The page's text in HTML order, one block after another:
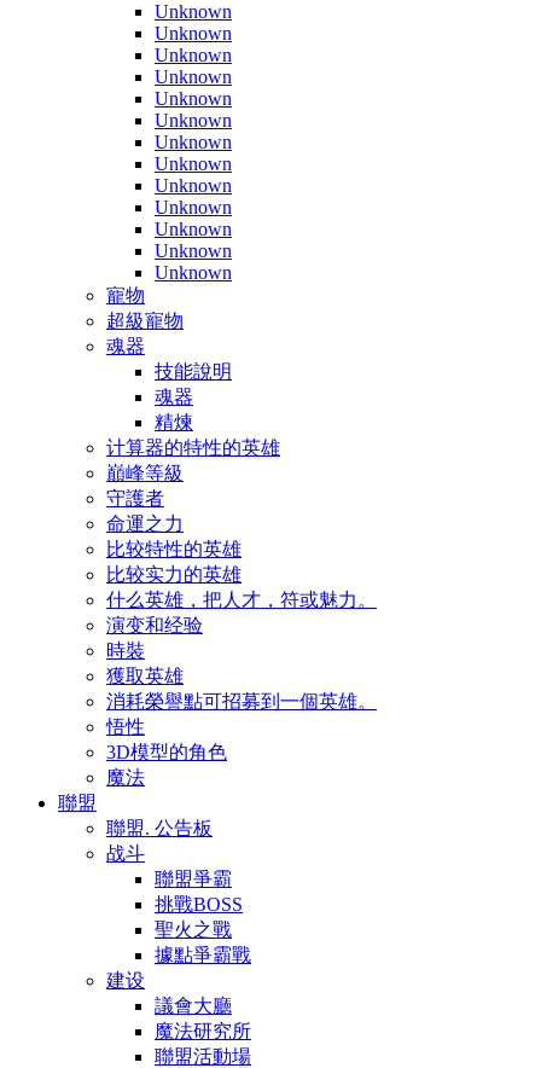
Unknown
Unknown
Unknown
Unknown
Unknown
Unknown
Unknown
Unknown
Unknown
Unknown
Unknown
Unknown
Unknown
寵物
超級寵物
魂器
技能說明
魂器
精煉
计算器的特性的英雄
巔峰等級
守護者
命運之力
比较特性的英雄
比较实力的英雄
什么英雄，把人才，符或魅力。
演变和经验
時裝
獲取英雄
消耗榮譽點可招募到一個英雄。
悟性
3D模型的角色
魔法
聯盟
聯盟. 公告板
战斗
聯盟爭霸
挑戰BOSS
聖火之戰
據點爭霸戰
建设
議會大廳
魔法研究所
聯盟活動場